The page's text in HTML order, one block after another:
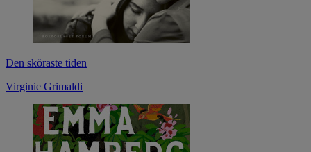
Den sköraste tiden
Virginie Grimaldi